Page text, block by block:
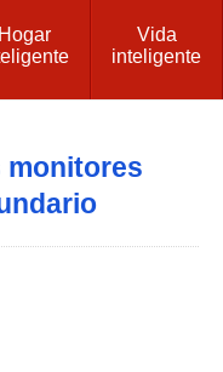
Hogar
Vida
inteligente
monitores